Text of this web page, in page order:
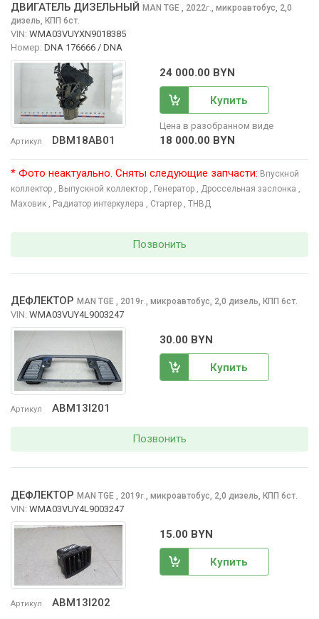
Артикул DBM18AB01
ДВИГАТЕЛЬ ДИЗЕЛЬНЫЙ MAN TGE , 2022г., микроавтобус, 2,0
дизель, КПП 6ст.
VIN: WMA03VUYXN9018385
Номер: DNA 176666 / DNA
24 000.00 BYN
Купить
Цена в разобранном виде
18 000.00 BYN
* Фото неактуально. Сняты следующие запчасти: Впускной
коллектор
, Выпускной коллектор , Генератор , Дроссельная заслонка
Маховик
, Радиатор интеркулера , Стартер , ТНВД
Позвонить
Артикул ABM13I201
ДЕФЛЕКТОР MAN TGE , 2019г., микроавтобус, 2,0 дизель, КПП 6ст.
VIN: WMA03VUY4L9003247
30.00 BYN
Купить
Позвонить
Артикул ABM13I202
ДЕФЛЕКТОР MAN TGE , 2019г., микроавтобус, 2,0 дизель, КПП 6ст.
VIN: WMA03VUY4L9003247
15.00 BYN
Купить